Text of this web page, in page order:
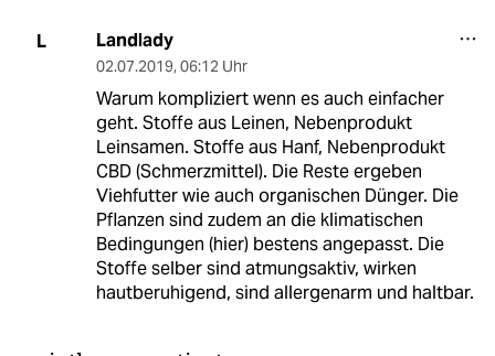
L Landlady
02.07.2019, 06:12 Uhr
Warum kompliziert wenn es auch einfacher
geht. Stoffe aus Leinen, Nebenprodukt
Leinsamen. Stoffe aus Hanf, Nebenprodukt
CBD (Schmerzmittel). Die Reste ergeben
Viehfutter wie auch organischen Dünger. Die
Pflanzen sind zudem an die klimatischen
Bedingungen (hier) bestens angepasst. Die
Stoffe selber sind atmungsaktiv, wirken
hautberuhigend, sind allergenarm und haltbar.